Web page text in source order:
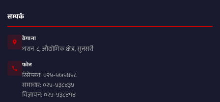
सम्पर्क
ठेगाना
धरान-८, औद्योगिक क्षेत्र, सुनसरी
फोन
रिसेप्सन: ०२५-५७५४५८
समाचार: ०२५-५३८४३५
विज्ञापन: ०२५-५३८४१४